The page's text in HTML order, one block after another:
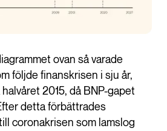
ovan så varade
följde finanskrisen i sju år,
2015, då BNP-gapet
detta förbättrades
coronakrisen som lamslog